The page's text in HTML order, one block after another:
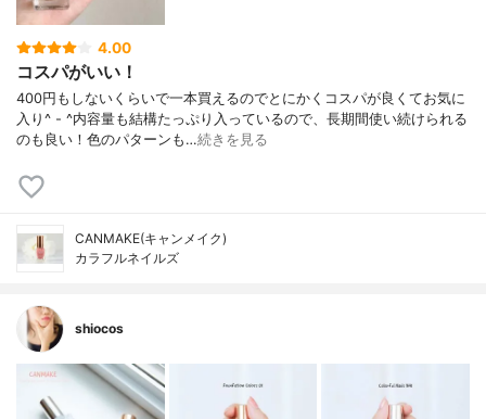
4.00
コスパがいい！
400円もしないくらいで一本買えるのでとにかくコスパが良くてお気に
入り^ - ^内容量も結構たっぷり入っているので、長期間使い続けられる
のも良い！色のパターンも…続きを見る
CANMAKE(キャンメイク)
カラフルネイルズ
shiocos